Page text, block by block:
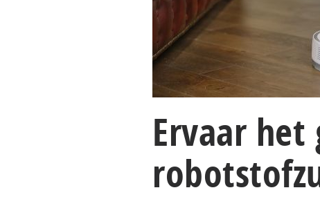
Ervaar het